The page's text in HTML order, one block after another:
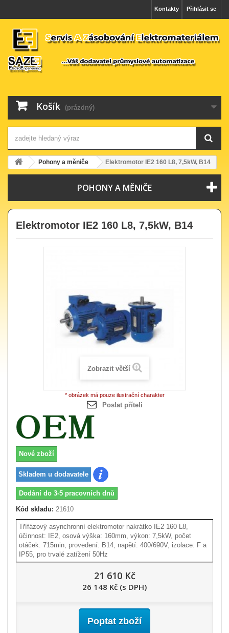
Přihlásit se
Kontakty
Košík (prázdný)
Pohony a měniče Elektromotor IE2 160 L8, 7,5kW, B14
POHONY A MĚNIČE
Elektromotor IE2 160 L8, 7,5kW, B14
Zobrazit větší
* obrázek má pouze ilustrační charakter
Poslat příteli
Nové zboží
Skladem u dodavatele
Dodání do 3-5 pracovních dnů
Kód skladu: 21610
Třífázový asynchronní elektromotor nakrátko IE2 160 L8,
účinnost: IE2, osová výška: 160mm, výkon: 7,5kW, počet
otáček: 715min, provedení: B14, napětí: 400/690V, izolace: F a
IP55, pro trvalé zatížení 50Hz
21 610 Kč
26 148 Kč (s DPH)
Poptat zboží